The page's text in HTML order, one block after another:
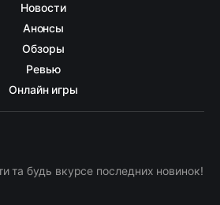
Новости
Анонсы
Обзоры
Ревью
Онлайн игры
та будь вкурсе последних новинок!